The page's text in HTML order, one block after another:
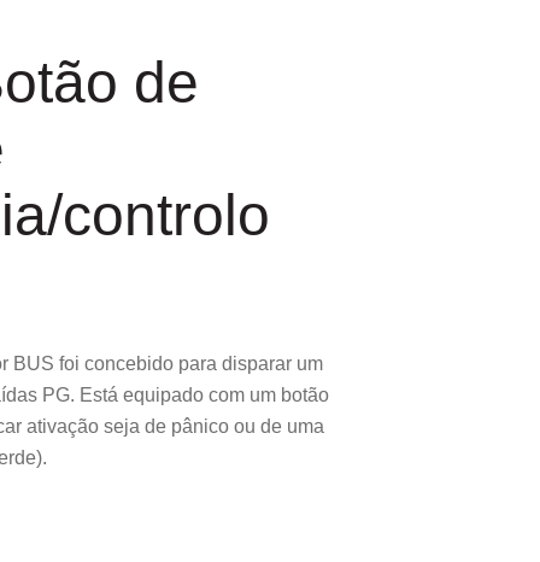
de
controlo
BUS foi concebido para disparar um
PG. Está equipado com um botão
ativação seja de pânico ou de uma